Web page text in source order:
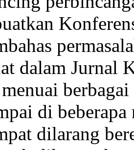
dalam Jurnal
di
dilarang